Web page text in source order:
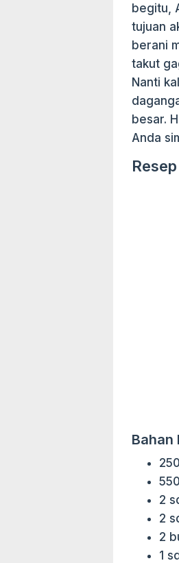
begitu,
tujuan
berani
takut
Nanti
besar.
Anda
Bahan
2
2
2
1